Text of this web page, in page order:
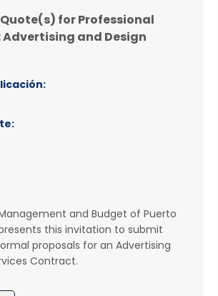
for Professional
Advertising and Design
and Budget of Puerto
this invitation to submit
proposals for an Advertising
Contract.